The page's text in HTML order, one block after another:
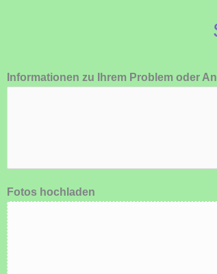
Informationen zu Ihrem Problem oder
Fotos hochladen